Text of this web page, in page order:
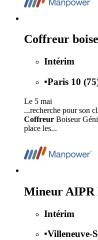
Coffreur
Intérim
•Paris 10
Le 5 mai
...recherche pour son
Coffreur Boiseur
place les...
Mineur AIPR
Intérim
•Villeneuve-